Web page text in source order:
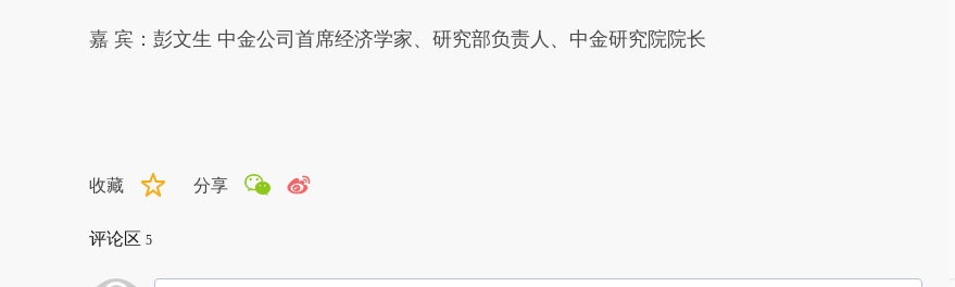
嘉 宾：彭文生 中金公司首席经济学家、研究部负责人、中金研究院院长
收藏 分享
评论区 5